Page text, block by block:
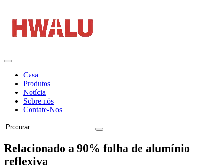
Casa
Produtos
Notícia
Sobre nós
Contate-Nos
Relacionado a 90% folha de alumínio
reflexiva